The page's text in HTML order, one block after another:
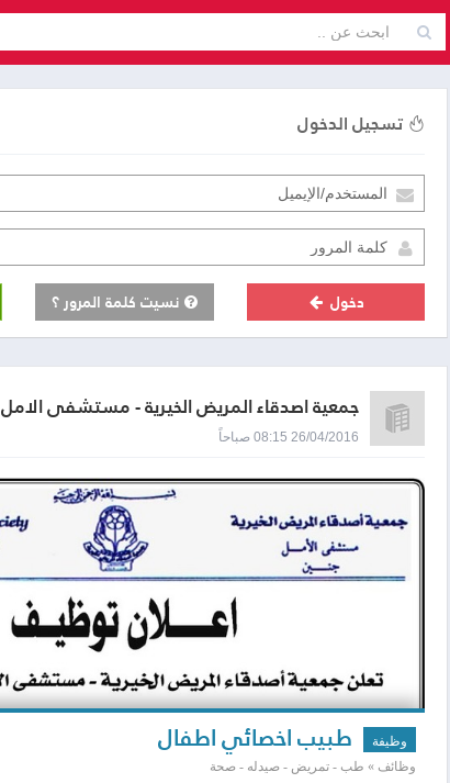
تسجيل الدخول
دخول نسيت كلمة المرور ؟
جمعية اصدقاء المريض الخيرية - مستشفى الامل
26/04/2016 08:15 صباحاً
وظيفة طبيب اخصائي اطفال
وظائف » طب - تمريض - صيدله - صحة